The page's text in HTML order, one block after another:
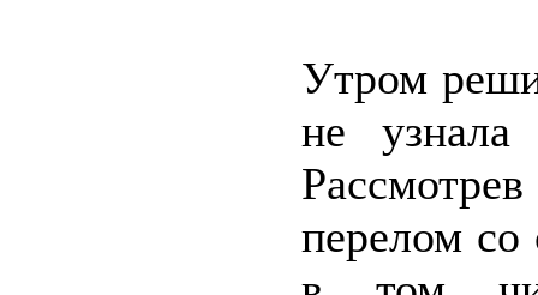
Утром
не узнала
перелом